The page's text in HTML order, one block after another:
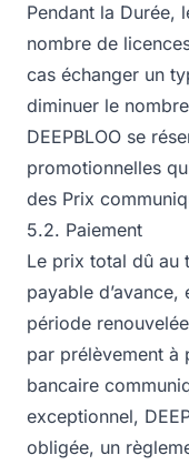
Pendant la Durée,
nombre de
cas échanger un
diminuer le
DEEPBLOO se
promotionnelles
des Prix
5.2. Paiement
Le prix total dû au
payable d’avance,
période
par prélèvement à
bancaire
exceptionnel,
obligée, un